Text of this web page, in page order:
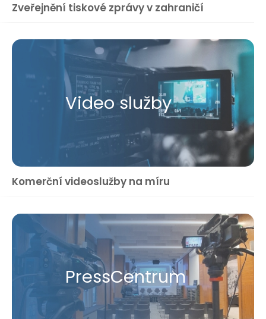
Zveřejnění tiskové zprávy v zahraničí
Video služby
Komerční videoslužby na míru
Press​Centrum